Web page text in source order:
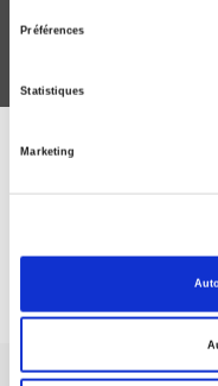
Préférences
Statistiques
Marketing